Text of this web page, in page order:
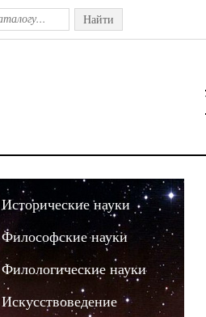
Найти
Исторические науки
Философские науки
Филологические науки
Искусствоведение